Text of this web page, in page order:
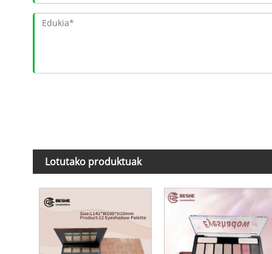
Lotutako produktuak